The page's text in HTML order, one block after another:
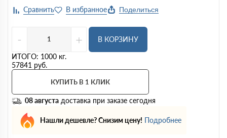
Поделиться
- +
В КОРЗИНУ
ИТОГО: 1000 кг.
57841 руб.
КУПИТЬ В 1 КЛИК
08 августа доставка при заказе сегодня
Нашли дешевле? Снизим цену! Подробнее